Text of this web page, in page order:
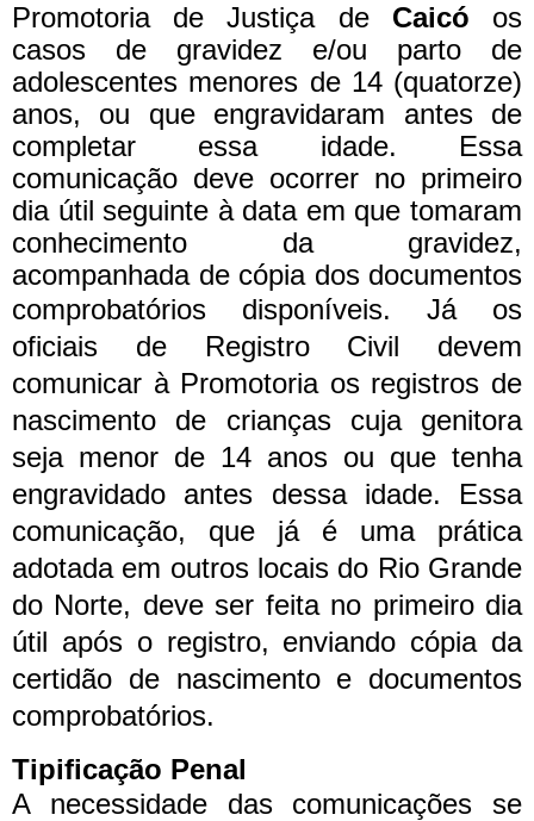
Promotoria de Justiça de Caicó os
casos de gravidez e/ou parto de
adolescentes menores de 14 (quatorze)
anos, ou que engravidaram antes de
completar essa idade. Essa
comunicação deve ocorrer no primeiro
dia útil seguinte à data em que tomaram
conhecimento da gravidez,
acompanhada de cópia dos documentos
comprobatórios disponíveis. Já os
oficiais de Registro Civil devem
comunicar à Promotoria os registros de
nascimento de crianças cuja genitora
seja menor de 14 anos ou que tenha
engravidado antes dessa idade. Essa
comunicação, que já é uma prática
adotada em outros locais do Rio Grande
do Norte, deve ser feita no primeiro dia
útil após o registro, enviando cópia da
certidão de nascimento e documentos
comprobatórios.
Tipificação Penal
A necessidade das comunicações se